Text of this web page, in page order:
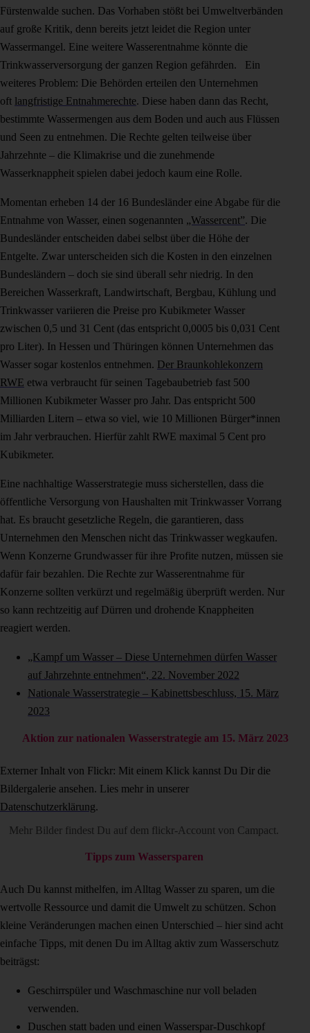
Fürstenwalde suchen. Das Vorhaben stößt bei Umweltverbänden
auf große Kritik, denn bereits jetzt leidet die Region unter
Wassermangel. Eine weitere Wasserentnahme könnte die
Trinkwasserversorgung der ganzen Region gefährden. Ein
weiteres Problem: Die Behörden erteilen den Unternehmen
oft langfristige Entnahmerechte. Diese haben dann das Recht,
bestimmte Wassermengen aus dem Boden und auch aus Flüssen
und Seen zu entnehmen. Die Rechte gelten teilweise über
Jahrzehnte – die Klimakrise und die zunehmende
Wasserknappheit spielen dabei jedoch kaum eine Rolle.
Momentan erheben 14 der 16 Bundesländer eine Abgabe für die
Entnahme von Wasser, einen sogenannten „Wassercent”. Die
Bundesländer entscheiden dabei selbst über die Höhe der
Entgelte. Zwar unterscheiden sich die Kosten in den einzelnen
Bundesländern – doch sie sind überall sehr niedrig. In den
Bereichen Wasserkraft, Landwirtschaft, Bergbau, Kühlung und
Trinkwasser variieren die Preise pro Kubikmeter Wasser
zwischen 0,5 und 31 Cent (das entspricht 0,0005 bis 0,031 Cent
pro Liter). In Hessen und Thüringen können Unternehmen das
Wasser sogar kostenlos entnehmen. Der Braunkohlekonzern
RWE etwa verbraucht für seinen Tagebaubetrieb fast 500
Millionen Kubikmeter Wasser pro Jahr. Das entspricht 500
Milliarden Litern – etwa so viel, wie 10 Millionen Bürger*innen
im Jahr verbrauchen. Hierfür zahlt RWE maximal 5 Cent pro
Kubikmeter.
Eine nachhaltige Wasserstrategie muss sicherstellen, dass die
öffentliche Versorgung von Haushalten mit Trinkwasser Vorrang
hat. Es braucht gesetzliche Regeln, die garantieren, dass
Unternehmen den Menschen nicht das Trinkwasser wegkaufen.
Wenn Konzerne Grundwasser für ihre Profite nutzen, müssen sie
dafür fair bezahlen. Die Rechte zur Wasserentnahme für
Konzerne sollten verkürzt und regelmäßig überprüft werden. Nur
so kann rechtzeitig auf Dürren und drohende Knappheiten
reagiert werden.
„Kampf um Wasser – Diese Unternehmen dürfen Wasser
auf Jahrzehnte entnehmen“, 22. November 2022
Nationale Wasserstrategie – Kabinettsbeschluss, 15. März
2023
Aktion zur nationalen Wasserstrategie am 15. März 2023
Externer Inhalt von Flickr: Mit einem Klick kannst Du Dir die
Bildergalerie ansehen. Lies mehr in unserer
Datenschutzerklärung.
Mehr Bilder findest Du auf dem flickr-Account von Campact.
Tipps zum Wassersparen
Auch Du kannst mithelfen, im Alltag Wasser zu sparen, um die
wertvolle Ressource und damit die Umwelt zu schützen. Schon
kleine Veränderungen machen einen Unterschied – hier sind acht
einfache Tipps, mit denen Du im Alltag aktiv zum Wasserschutz
beiträgst:
Geschirrspüler und Waschmaschine nur voll beladen
verwenden.
Duschen statt baden und einen Wasserspar-Duschkopf